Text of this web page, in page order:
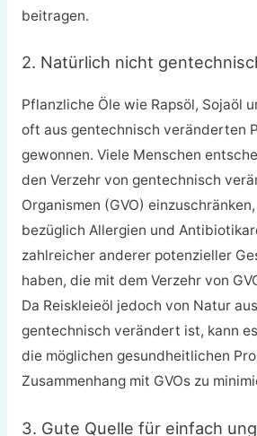
beitragen.
2. Natürlich nicht
Pflanzliche Öle wie Rapsöl, Sojaöl
oft aus gentechnisch veränderten
gewonnen. Viele Menschen
den Verzehr von gentechnisch
Organismen (GVO)
bezüglich Allergien und
zahlreicher anderer potenzieller
haben, die mit dem Verzehr von
Da Reiskleieöl jedoch von Natur
gentechnisch verändert ist, kann
die möglichen gesundheitlichen
Zusammenhang mit GVOs zu
3. Gute Quelle für einfach